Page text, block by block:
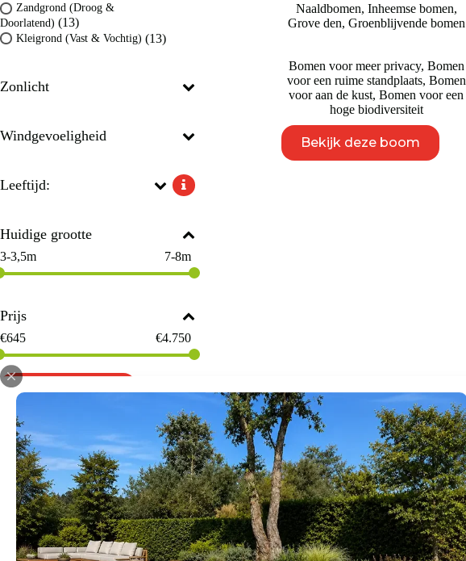
Naaldbomen, Inheemse bomen,
Grove den, Groenblijvende bomen
Bomen voor meer privacy, Bomen
voor een ruime standplaats, Bomen
voor aan de kust,Bomen voor een
hoge biodiversiteit
Bekijk deze boom
product
heeft
Zandgrond (Droog &
Doorlatend) (13)
Kleigrond (Vast & Vochtig) (13)
Zonlicht
Windgevoeligheid
Leeftijd:
Huidige grootte
3-3,5m 7-8m
Prijs
€645 €4.750
Begin opnieuw